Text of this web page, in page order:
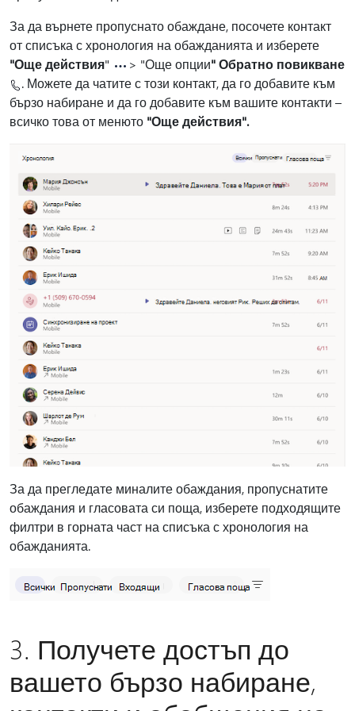
За да върнете пропуснато обаждане, посочете контакт
от списъка с хронология на обажданията и изберете
"Още действия" > "Още опции" Обратно повикване
. Можете да чатите с този контакт, да го добавите към
бързо набиране и да го добавите към вашите контакти –
всичко това от менюто "Още действия".
За да прегледате миналите обаждания, пропуснатите
обаждания и гласовата си поща, изберете подходящите
филтри в горната част на списъка с хронология на
обажданията.
3. Получете достъп до
вашето бързо набиране,